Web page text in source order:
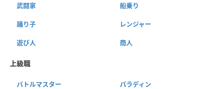
武闘家 船乗り
踊り子 レンジャー
遊び人 商人
上級職
バトルマスター パラディン